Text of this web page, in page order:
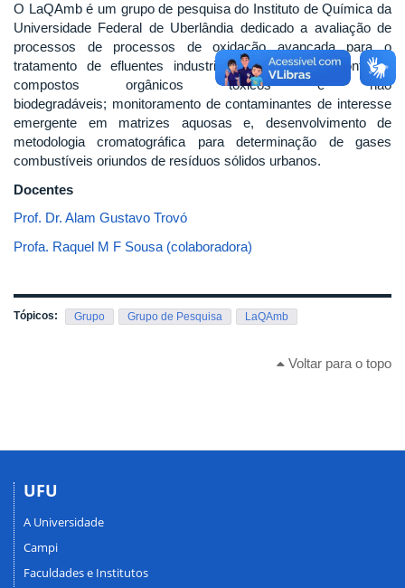
O LaQAmb é um grupo de pesquisa do Instituto de Química da
Universidade Federal de Uberlândia dedicado a avaliação de
processos de processos de oxidação avançada para o
tratamento de efluentes industriais e domésticos contendo
compostos orgânicos tóxicos e não
biodegradáveis; monitoramento de contaminantes de interesse
emergente em matrizes aquosas e, desenvolvimento de
metodologia cromatográfica para determinação de gases
combustíveis oriundos de resíduos sólidos urbanos.
Docentes
Prof. Dr. Alam Gustavo Trovó
Profa. Raquel M F Sousa (colaboradora)
Tópicos: Grupo Grupo de Pesquisa LaQAmb
Voltar para o topo
UFU
A Universidade
Campi
Faculdades e Institutos